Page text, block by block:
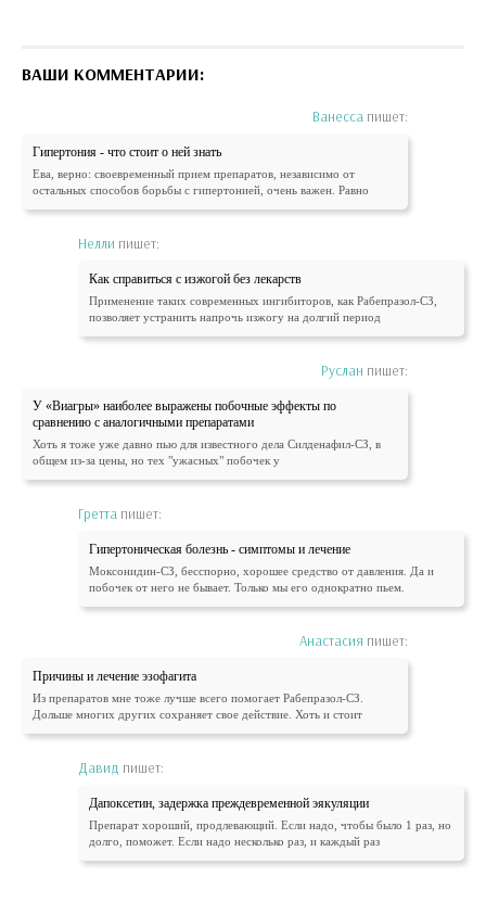
ВАШИ КОММЕНТАРИИ:
Ванесса пишет:
Гипертония - что стоит о ней знать
Ева, верно: своевременный прием препаратов, независимо от
остальных способов борьбы с гипертонией, очень важен. Равно
Нелли пишет:
Как справиться с изжогой без лекарств
Применение таких современных ингибиторов, как Рабепразол-СЗ,
позволяет устранить напрочь изжогу на долгий период
Руслан пишет:
У «Виагры» наиболее выражены побочные эффекты по
сравнению с аналогичными препаратами
Хоть я тоже уже давно пью для известного дела Силденафил-СЗ, в
общем из-за цены, но тех "ужасных" побочек у
Гретта пишет:
Гипертоническая болезнь - симптомы и лечение
Моксонидин-СЗ, бесспорно, хорошее средство от давления. Да и
побочек от него не бывает. Только мы его однократно пьем.
Анастасия пишет:
Причины и лечение эзофагита
Из препаратов мне тоже лучше всего помогает Рабепразол-СЗ.
Дольше многих других сохраняет свое действие. Хоть и стоит
Давид пишет:
Дапоксетин, задержка преждевременной эякуляции
Препарат хороший, продлевающий. Если надо, чтобы было 1 раз, но
долго, поможет. Если надо несколько раз, и каждый раз